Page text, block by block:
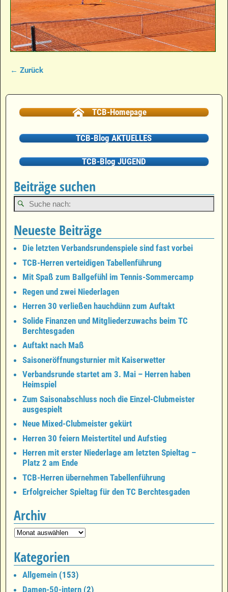
← Zurück
TCB-Homepage
TCB-Blog AKTUELLES
TCB-Blog JUGEND
Beiträge suchen
Neueste Beiträge
Die letzten Verbandsrundenspiele sind fast vorbei
TCB-Herren verteidigen Tabellenführung
Mit Spaß zum Ballgefühl im Tennis-Sommercamp
Regen und zwei Niederlagen
Herren 30 verließen hauchdünn zum Auftakt
Solide Finanzen und Mitgliederzuwachs beim TC
Berchtesgaden
Auftakt nach Maß
Saisoneröffnungsturnier mit Kaiserwetter
Verbandsrunde startet am 3. Mai – Herren haben
Heimspiel
Zum Saisonabschluss noch die Einzel-Clubmeister
ausgespielt
Neue Mixed-Clubmeister gekürt
Herren 30 feiern Meistertitel und Aufstieg
Herren mit erster Niederlage am letzten Spieltag –
Platz 2 am Ende
TCB-Herren übernehmen Tabellenführung
Erfolgreicher Spieltag für den TC Berchtesgaden
Archiv
Kategorien
Allgemein (153)
Damen-50-intern (2)